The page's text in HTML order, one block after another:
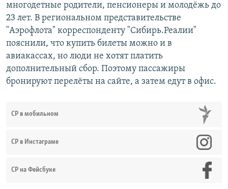
многодетные родители, пенсионеры и молодёжь до
23 лет. В региональном представительстве
"Аэрофлота" корреспонденту "Сибирь.Реалии"
пояснили, что купить билеты можно и в
авиакассах, но люди не хотят платить
дополнительный сбор. Поэтому пассажиры
бронируют перелёты на сайте, а затем едут в офис.
СР в мобильном
СР в Инстаграме
СР на Фейсбуке